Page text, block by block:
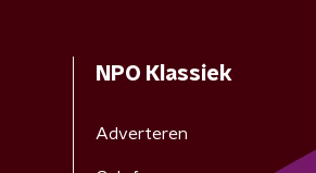
NPO Klassiek
Adverteren